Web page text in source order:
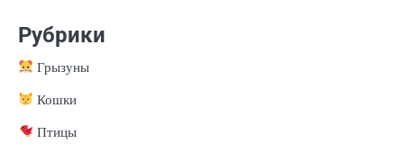
Рубрики
Грызуны
Кошки
Птицы